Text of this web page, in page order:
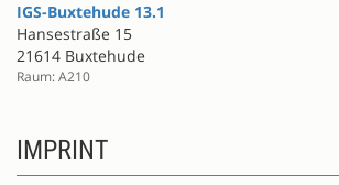
IGS-Buxtehude 13.1
Hansestraße 15
21614 Buxtehude
Raum: A210
IMPRINT